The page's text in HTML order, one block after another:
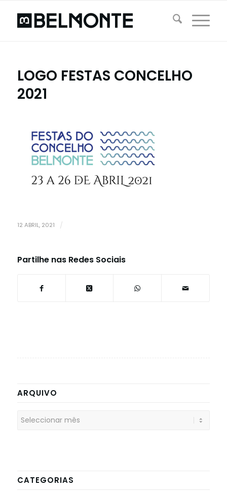
LOGO FESTAS CONCELHO
2021
12 ABRIL, 2021 /
Partilhe nas Redes Sociais
ARQUIVO
CATEGORIAS